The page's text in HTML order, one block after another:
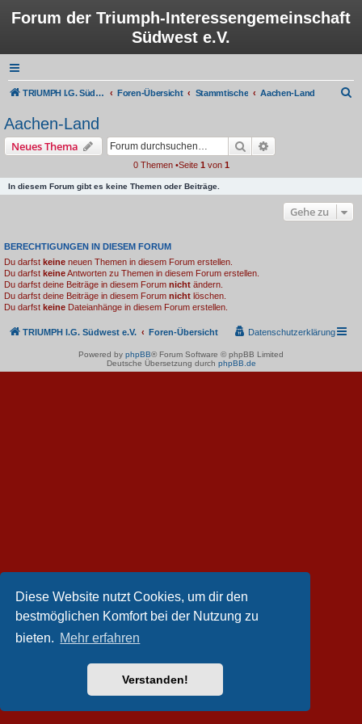
Diese Website nutzt Cookies, um dir den
bestmöglichen Komfort bei der Nutzung zu
bieten. Mehr erfahren
Verstanden!
Forum der Triumph-Interessengemeinschaft
Südwest e.V.
TRIUMPH I.G. Südwest e.V. Foren-Übersicht Stammtische Aachen-Land
Aachen-Land
Neues Thema Suche
0 Themen •Seite 1 von 1
In diesem Forum gibt es keine Themen oder Beiträge.
Gehe zu
BERECHTIGUNGEN IN DIESEM FORUM
Du darfst keine neuen Themen in diesem Forum erstellen.
Du darfst keineAntworten zu Themen in diesem Forum erstellen.
Du darfst deine Beiträge in diesem Forum nicht ändern.
Du darfst deine Beiträge in diesem Forum nicht löschen.
Du darfst keine Dateianhänge in diesem Forum erstellen.
TRIUMPH I.G. Südwest e.V. Foren-Übersicht Datenschutzerklärung
Powered by phpBB® Forum Software © phpBB Limited
Deutsche Übersetzung durch phpBB.de